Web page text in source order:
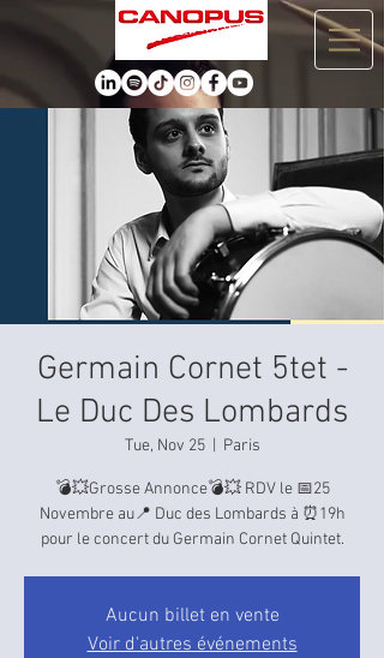
Germain Cornet 5tet -
Le Duc Des Lombards
Tue, Nov 25
  |
Paris
💣💥Grosse Annonce💣💥 RDV le 📅25
Novembre au📍 Duc des Lombards à ⏰19h
pour le concert du Germain Cornet Quintet.
Aucun billet en vente
Voir d'autres événements